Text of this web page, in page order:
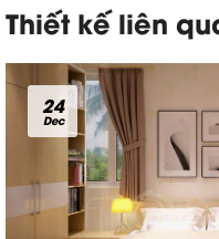
Thiết kế liên
24
Dec